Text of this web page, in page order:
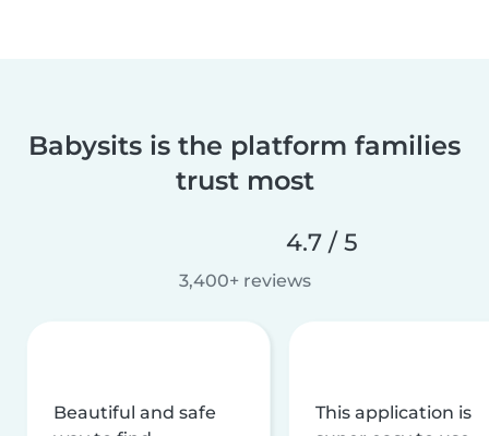
Babysits is the platform families
trust most
4.7 / 5
3,400+ reviews
Beautiful and safe
This application is